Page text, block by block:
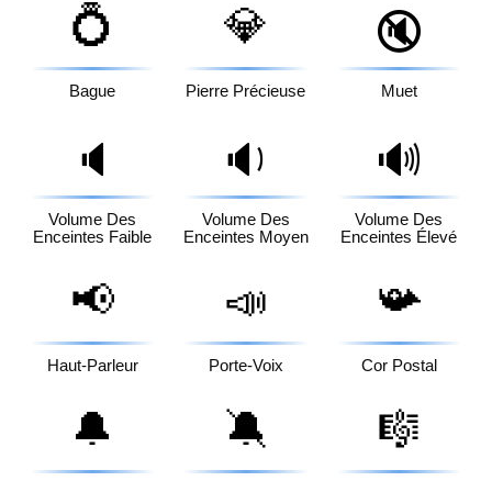
💍
Bague
💎
Pierre Précieuse
🔇
Muet
🔈
Volume Des
Enceintes Faible
🔉
Volume Des
Enceintes Moyen
🔊
Volume Des
Enceintes Élevé
📢
Haut-Parleur
📣
Porte-Voix
📯
Cor Postal
🔔 🔕 🎼